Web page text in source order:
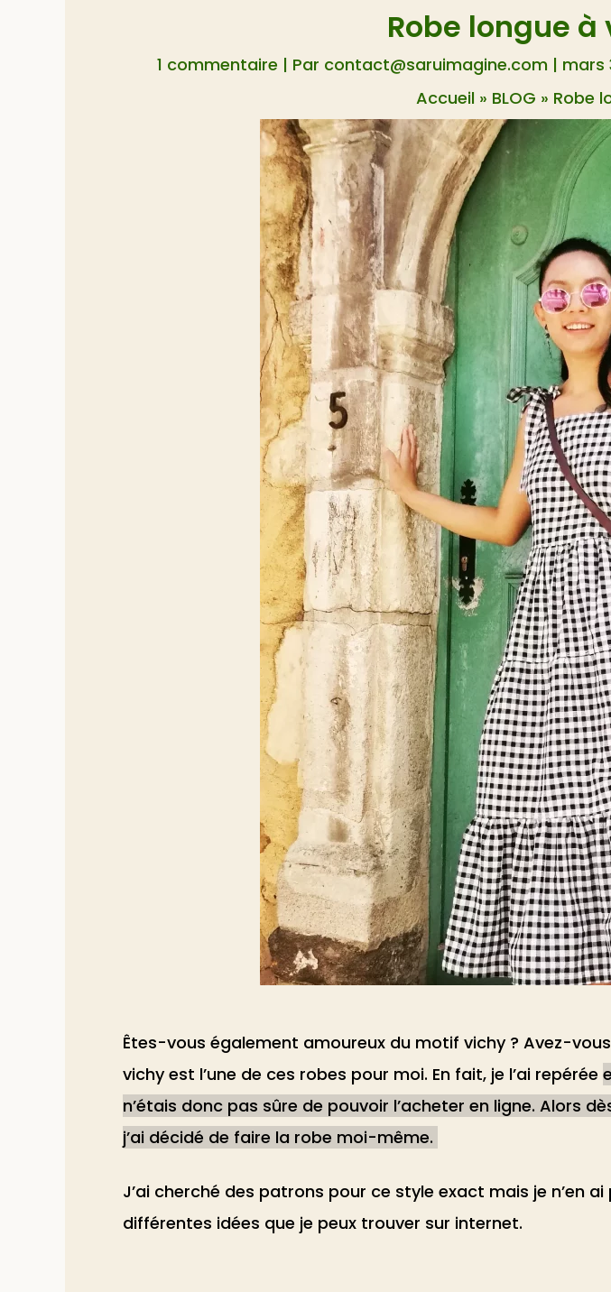
Robe longue
1 commentaire | Par contact@saruimagine.com | mars
Accueil » BLOG » Robe
Êtes-vous également amoureux du motif vichy ? Avez-
vichy est l’une de ces robes pour moi. En fait, je l’ai repérée
n’étais donc pas sûre de pouvoir l’acheter en ligne. Alors
j’ai décidé de faire la robe moi-même.
J’ai cherché des patrons pour ce style exact mais je n’en
différentes idées que je peux trouver sur internet.